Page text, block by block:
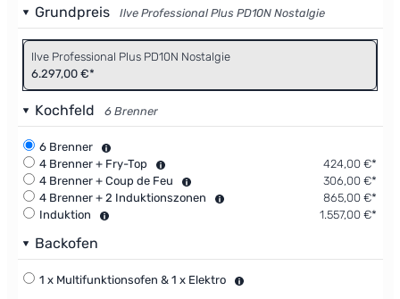
Grundpreis Ilve Professional Plus PD10N Nostalgie
Ilve Professional Plus PD10N Nostalgie
6.297,00 €*
Kochfeld 6 Brenner
6 Brenner
4 Brenner + Fry-Top
424,00 €*
4 Brenner + Coup de Feu
306,00 €*
4 Brenner + 2 Induktionszonen
865,00 €*
Induktion
1.557,00 €*
Backofen
1 x Multifunktionsofen & 1 x Elektro